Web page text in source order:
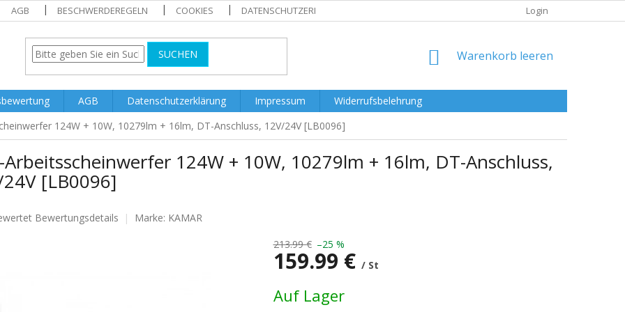
AGB BESCHWERDEREGELN COOKIES DATENSCHUTZERKLÄRUNG Login
SUCHEN WARENKORB
Warenkorb leeren
AGB Datenschutzerklärung Impressum
Widerrufsbelehrung
124W + 10W, 10279lm + 16lm, DT-Anschluss, 12V/24V [LB0096]
Arbeitsscheinwerfer 124W + 10W, 10279lm + 16lm, DT-Anschluss,
[LB0096]
Bewertungsdetails Marke: KAMAR
213.99 € –25 %
159.99 € / St
Auf Lager